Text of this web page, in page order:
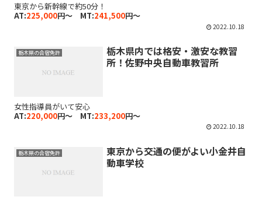
東京から新幹線で約50分！
AT:225,000円～ MT:241,500円～
2022.10.18
栃木県の合宿免許
栃木県内では格安・激安な教習
所！佐野中央自動車教習所
女性指導員がいて安心
AT:220,000円～ MT:233,200円～
2022.10.18
栃木県の合宿免許
東京から交通の便がよい小金井自
動車学校